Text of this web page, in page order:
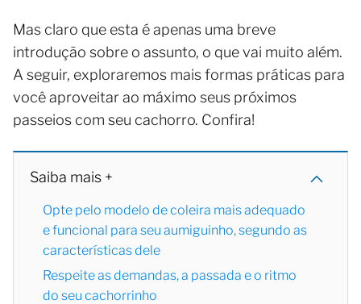
Mas claro que esta é apenas uma breve
introdução sobre o assunto, o que vai muito além.
A seguir, exploraremos mais formas práticas para
você aproveitar ao máximo seus próximos
passeios com seu cachorro. Confira!
Saiba mais +
Opte pelo modelo de coleira mais adequado
e funcional para seu aumiguinho, segundo as
características dele
Respeite as demandas, a passada e o ritmo
do seu cachorrinho